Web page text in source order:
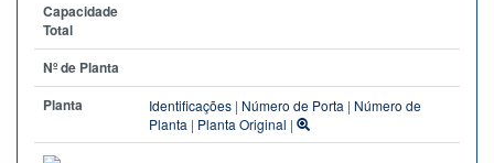
Capacidade
Total
Nº de Planta
Planta
Identificações | Número de Porta | Número de
Planta | Planta Original |